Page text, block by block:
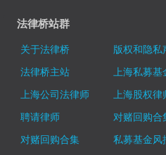
法律桥站群
关于法律桥 版权和隐私
法律桥主站
上海私募
上海公司法律师
上海股权律
聘请律师
对赌回购合
对赌回购合集
私募基金风